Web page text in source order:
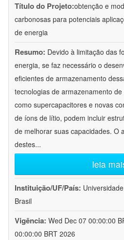
Título do Projeto:obtenção e
carbonosas para potenciais
de energia
Resumo: Devido à limitação das
energia, se faz necessário o
eficientes de armazenamento
tecnologias de armazenamento
como supercapacitores e novas
de íons de lítio, podem incluir
de melhorar suas capacidades. O
destes...
leia
Instituição/UF/País:
Brasil
Vigência: Wed Dec 07 00:00:00
00:00:00 BRT 2026